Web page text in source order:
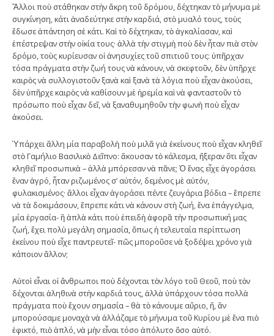
Ἄλλοι ποὺ στάθηκαν στὴν ἄκρη τοῦ δρόμου, δέχτηκαν τὸ μήνυμα μὲ
συγκίνηση, κάτι ἀναδεύτηκε στὴν καρδιά, στὸ μυαλό τους, τοὺς
ἔδωσε ἀπάντηση σὲ κάτι. Καὶ τὸ δέχτηκαν, τὸ ἀγκαλίασαν, καὶ
ἐπέστρεψαν στὴν οἰκία τους· ἀλλὰ τὴν στιγμὴ ποὺ δὲν ἦταν πιὰ στὸν
δρόμο, τοὺς κυρίευσαν οἱ ἀνησυχίες τοῦ σπιτιοῦ τους: ὑπῆρχαν
τόσα πράγματα στὴν ζωή τους νὰ κάνουν, νὰ σκεφτοῦν, δὲν ὑπῆρχε
καιρὸς νὰ συλλογιστοῦν ξανὰ καὶ ξανὰ τὰ λόγια ποὺ εἶχαν ἀκούσει,
δὲν ὑπῆρχε καιρὸς νὰ καθίσουν μὲ ἠρεμία καὶ νὰ φανταστοῦν τὸ
πρόσωπο ποὺ εἶχαν δεῖ, νὰ ξαναθυμηθοῦν τὴν φωνὴ ποὺ εἶχαν
ἀκούσει.
Ὑπάρχει ἄλλη μία παραβολὴ ποὺ μιλᾶ γιὰ ἐκείνους ποὺ εἶχαν κληθεῖ
στὸ Γαμήλιο Βασιλικὸ Δεῖπνο: ἄκουσαν τὸ κάλεσμα, ἤξεραν ὅτι εἶχαν
κληθεῖ προσωπικὰ – ἀλλὰ μπόρεσαν νὰ πᾶνε; Ὁ ἕνας εἶχε ἀγοράσει
ἕναν ἀγρό, ἦταν ριζωμένος σ’ αὐτόν, δεμένος μὲ αὐτόν,
φυλακισμένος· ἄλλοι εἶχαν ἀγοράσει πέντε ζευγάρια βόδια – ἔπρεπε
νὰ τὰ δοκιμάσουν, ἔπρεπε κάτι νὰ κάνουν στὴ ζωή, ἕνα ἐπάγγελμα,
μία ἐργασία- ἢ ἁπλὰ κάτι ποὺ ἐπειδὴ ἀφορᾶ τὴν προσωπική μας
ζωή, ἔχει πολὺ μεγάλη σημασία, ὅπως ἡ τελευταία περίπτωση
ἐκείνου ποὺ εἶχε παντρευτεῖ- πῶς μποροῦσε νὰ ξοδέψει χρόνο γιὰ
κάποιον ἄλλον;
Αὐτοὶ εἶναι οἱ ἄνθρωποι ποὺ δέχονται τὸν λόγο τοῦ Θεοῦ, ποὺ τὸν
δέχονται ἀληθινὰ στὴν καρδιά τους, ἀλλὰ ὑπάρχουν τόσα πολλὰ
πράγματα ποὺ ἔχουν σημασία – θὰ τὸ κάνουμε αὔριο, ἤ, ἂν
μπορούσαμε μοναχὰ νὰ ἀλλάζαμε τὸ μήνυμα τοῦ Κυρίου μὲ ἕνα πιὸ
ἐφικτό, πιὸ ἁπλό, νὰ μὴν εἶναι τόσο ἀπόλυτο ὅσο αὐτό.